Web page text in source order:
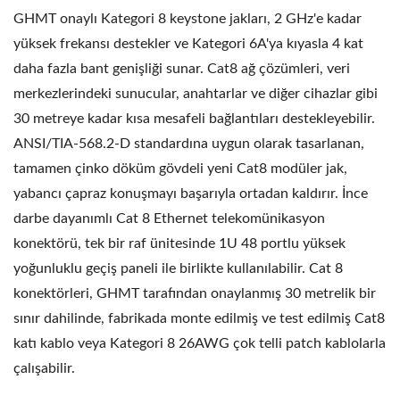
GHMT onaylı Kategori 8 keystone jakları, 2 GHz'e kadar
yüksek frekansı destekler ve Kategori 6A'ya kıyasla 4 kat
daha fazla bant genişliği sunar. Cat8 ağ çözümleri, veri
merkezlerindeki sunucular, anahtarlar ve diğer cihazlar gibi
30 metreye kadar kısa mesafeli bağlantıları destekleyebilir.
ANSI/TIA-568.2-D standardına uygun olarak tasarlanan,
tamamen çinko döküm gövdeli yeni Cat8 modüler jak,
yabancı çapraz konuşmayı başarıyla ortadan kaldırır. İnce
darbe dayanımlı Cat 8 Ethernet telekomünikasyon
konektörü, tek bir raf ünitesinde 1U 48 portlu yüksek
yoğunluklu geçiş paneli ile birlikte kullanılabilir. Cat 8
konektörleri, GHMT tarafından onaylanmış 30 metrelik bir
sınır dahilinde, fabrikada monte edilmiş ve test edilmiş Cat8
katı kablo veya Kategori 8 26AWG çok telli patch kablolarla
çalışabilir.